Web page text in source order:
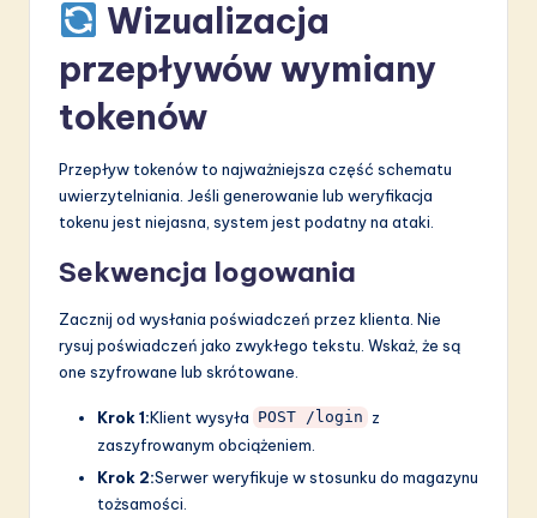
Wizualizacja
przepływów wymiany
tokenów
Przepływ tokenów to najważniejsza część schematu
uwierzytelniania. Jeśli generowanie lub weryfikacja
tokenu jest niejasna, system jest podatny na ataki.
Sekwencja logowania
Zacznij od wysłania poświadczeń przez klienta. Nie
rysuj poświadczeń jako zwykłego tekstu. Wskaż, że są
one szyfrowane lub skrótowane.
Krok 1:Klient wysyła POST /login z
zaszyfrowanym obciążeniem.
Krok 2:Serwer weryfikuje w stosunku do magazynu
tożsamości.